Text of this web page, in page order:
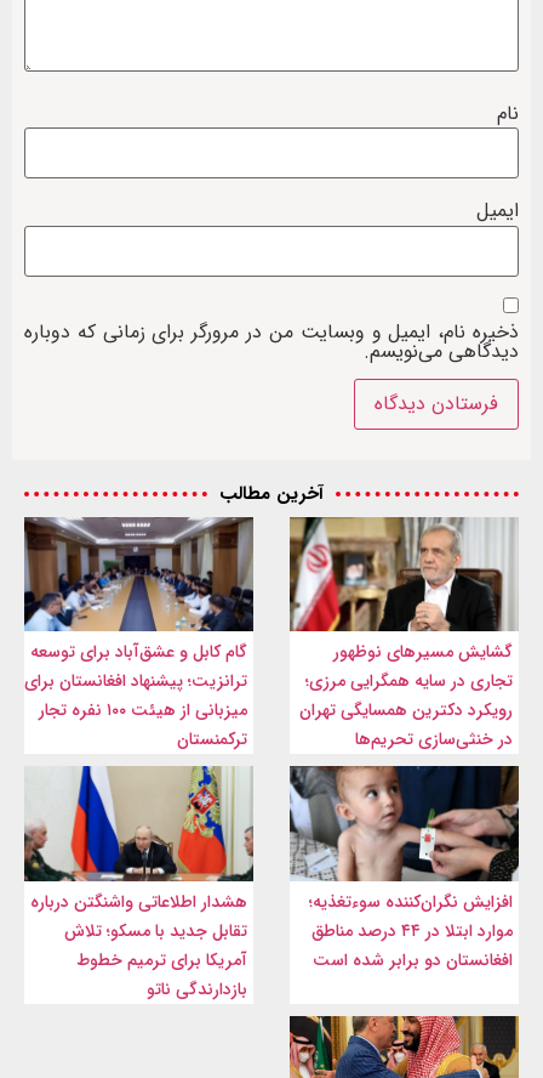
نام
ایمیل
ذخیره نام، ایمیل و وبسایت من در مرورگر برای زمانی که دوباره
دیدگاهی می‌نویسم.
آخرین مطالب
گشایش مسیرهای نوظهور
تجاری در سایه همگرایی مرزی؛
رویکرد دکترین همسایگی تهران
در خنثی‌سازی تحریم‌ها
گام کابل و عشق‌آباد برای توسعه
ترانزیت؛ پیشنهاد افغانستان برای
میزبانی از هیئت ۱۰۰ نفره تجار
ترکمنستان
افزایش نگران‌کننده سوءتغذیه؛
موارد ابتلا در ۴۴ درصد مناطق
افغانستان دو برابر شده است
هشدار اطلاعاتی واشنگتن درباره
تقابل جدید با مسکو؛ تلاش
آمریکا برای ترمیم خطوط
بازدارندگی ناتو